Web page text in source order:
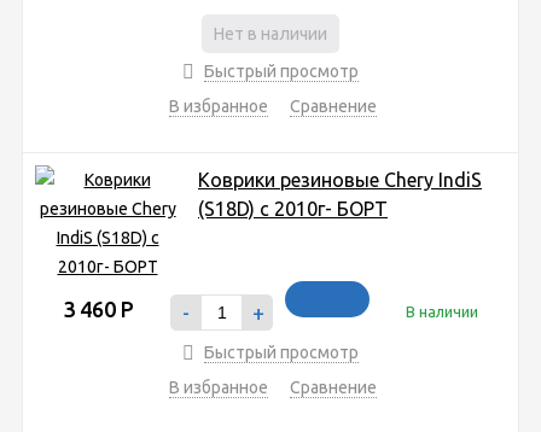
Нет в наличии
Быстрый просмотр
В избранное
Сравнение
Коврики резиновые Chery IndiS
(S18D) с 2010г- БОРТ
3 460 Р - + В наличии
Быстрый просмотр
В избранное
Сравнение